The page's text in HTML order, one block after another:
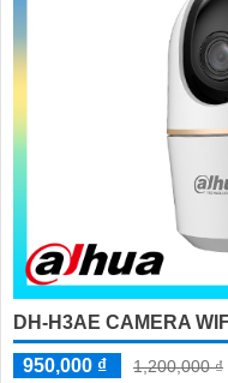
DH-H3AE CAMERA
950,000 ₫
1,200,000 ₫